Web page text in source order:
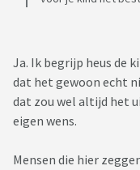
Ja. Ik begrijp heus de
dat het gewoon echt
dat zou wel altijd het
eigen wens.
Mensen die hier